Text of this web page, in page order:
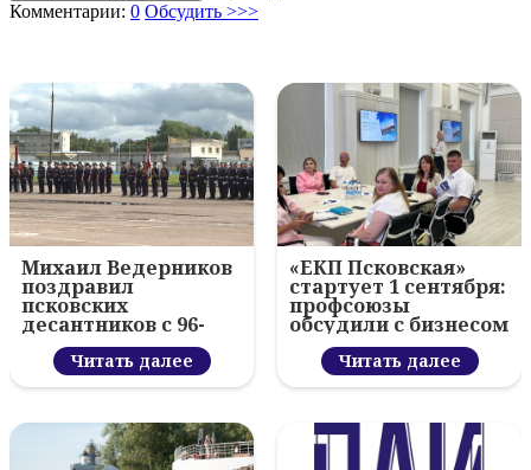
Комментарии: 0 Обсудить >>>
Михаил Ведерников
поздравил
псковских
десантников с 96-
летием ВДВ и
вручил награды
Читать далее
«ЕКП Псковская»
стартует 1 сентября:
профсоюзы
обсудили с бизнесом
новый цифровой
проектЧитать далее